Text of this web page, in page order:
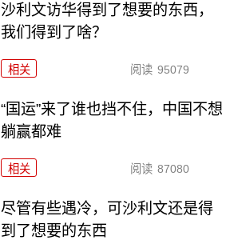
沙利文访华得到了想要的东西，
我们得到了啥？
相关 阅读 95079
“国运”来了谁也挡不住，中国不想
躺赢都难
相关 阅读 87080
尽管有些遇冷，可沙利文还是得
到了想要的东西